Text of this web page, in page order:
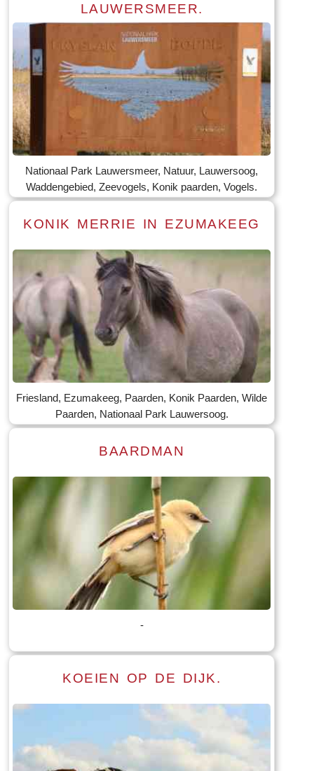
Lees meer
LAUWERSMEER.
Nationaal Park Lauwersmeer, Natuur, Lauwersoog,
Waddengebied, Zeevogels, Konik paarden, Vogels.
Lees meer
Tekst: © Foto: © Jannie Dijkstra
KONIK MERRIE IN EZUMAKEEG
Friesland, Ezumakeeg, Paarden, Konik Paarden, Wilde
Paarden, Nationaal Park Lauwersoog.
Lees meer
Tekst: © Foto: © Jannie Dijkstra
BAARDMAN
-
KOEIEN OP DE DIJK.